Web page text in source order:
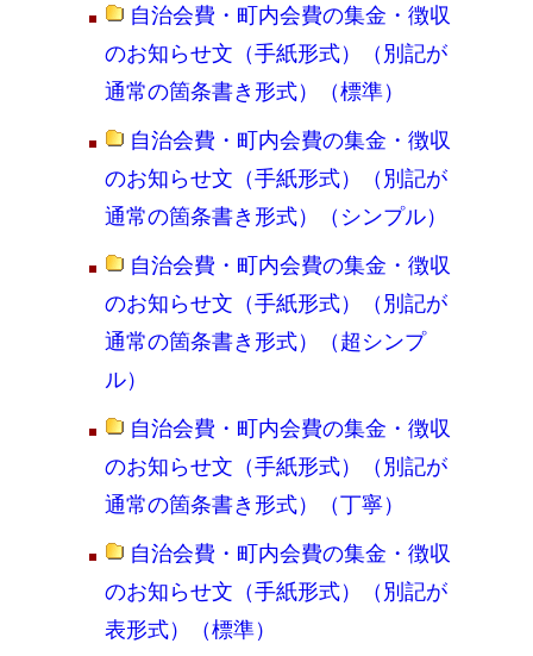
自治会費・町内会費の集金・徴収
のお知らせ文（手紙形式）（別記が
通常の箇条書き形式）（標準）
自治会費・町内会費の集金・徴収
のお知らせ文（手紙形式）（別記が
通常の箇条書き形式）（シンプル）
自治会費・町内会費の集金・徴収
のお知らせ文（手紙形式）（別記が
通常の箇条書き形式）（超シンプ
ル）
自治会費・町内会費の集金・徴収
のお知らせ文（手紙形式）（別記が
通常の箇条書き形式）（丁寧）
自治会費・町内会費の集金・徴収
のお知らせ文（手紙形式）（別記が
表形式）（標準）